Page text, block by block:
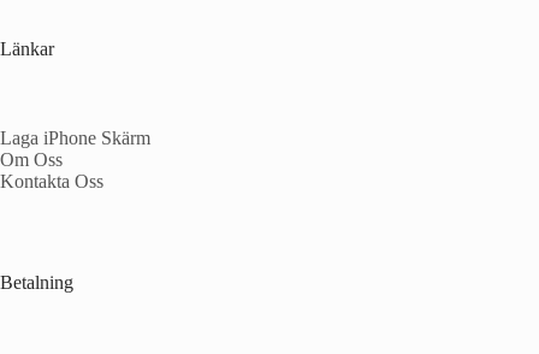
Länkar
Laga iPhone Skärm
Om Oss
Kontakta Oss
Betalning